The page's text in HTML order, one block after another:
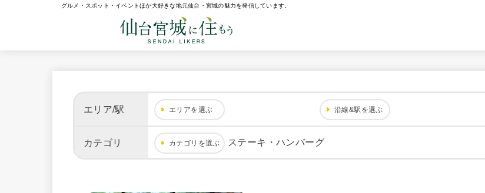
グルメ・スポット・イベントほか大好きな地元仙台・宮城の魅力を発信しています。
エリア/駅 エリアを選ぶ 沿線&駅を選ぶ
カテゴリ カテゴリを選ぶ ステーキ・ハンバーグ